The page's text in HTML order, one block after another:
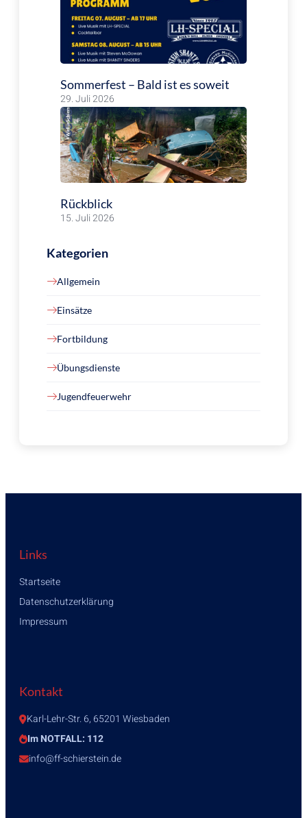
Sommerfest – Bald ist es soweit
29. Juli 2026
Rückblick
15. Juli 2026
Kategorien
Allgemein
Einsätze
Fortbildung
Übungsdienste
Jugendfeuerwehr
Links
Startseite
Datenschutzerklärung
Impressum
Kontakt
Karl-Lehr-Str. 6, 65201 Wiesbaden
Im NOTFALL: 112
info@ff-schierstein.de